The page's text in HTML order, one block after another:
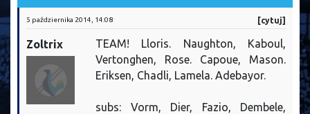
5 października 2014, 14:08 [cytuj]
Zoltrix
TEAM! Lloris. Naughton, Kaboul,
Vertonghen, Rose. Capoue, Mason.
Eriksen, Chadli, Lamela. Adebayor.
subs: Vorm, Dier, Fazio, Dembele,